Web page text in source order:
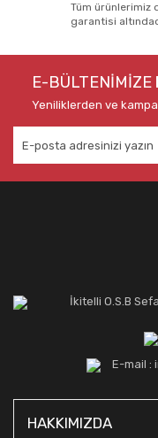
Tüm ürünlerimiz
garantisi
E-BÜLTENİMİZE
Yeniliklerden ve
İkitelli O.S.B
E-mail :
HAKKIMIZDA